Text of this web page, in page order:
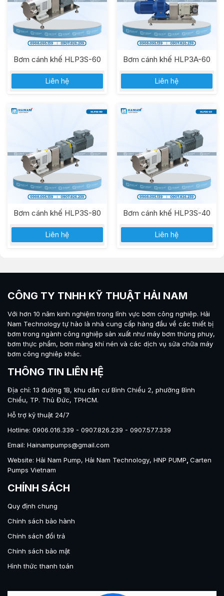
Bơm cánh khế HLP3S-60
Liên hệ
Bơm cánh khế HLP3A-60
Liên hệ
Bơm cánh khế HLP3S-80
Liên hệ
Bơm cánh khế HLP3S-40
Liên hệ
CÔNG TY TNHH KỸ THUẬT HẢI NAM
Với hơn 10 năm kinh nghiệm trong lĩnh vực bơm công nghiệp. Hải
Nam Technologytự hào là nhà cung cấp hàng đầu về các thiết bị
bơm trong ngành công nghiệp sản xuất như máy bơm thùng phuy,
bơm thực phẩm, bơm màng khí nén và các dịch vụ sửa chữa máy
bơm công nghiêp khác.
THÔNG TIN LIÊN HỆ
Địa chỉ: 13 đường 1B, khu dân cư Bình Chiểu 2, phường Bình
Chiểu, TP. Thủ Đức, TPHCM.
Hỗ trợ kỹ thuật 24/7
Hotline: 0906.016.339 - 0907.826.239 - 0907.577.339
Email: Hainampumps@gmail.com
Website: Hải Nam Pump, Hải Nam Technology, HNP PUMP Carten
Pumps Vietnam
CHÍNH SÁCH
Quy định chung
Chính sách bảo hành
Chính sách đổi trả
Chính sách bảo mật
Hình thức thanh toán